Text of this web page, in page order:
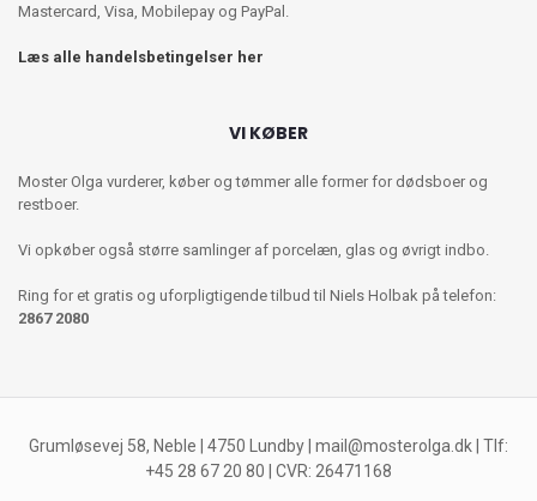
Mastercard, Visa, Mobilepay og PayPal.
Læs alle handelsbetingelser her
VI KØBER
Moster Olga vurderer, køber og tømmer alle former for dødsboer og
restboer.
Vi opkøber også større samlinger af porcelæn, glas og øvrigt indbo.
Ring for et gratis og uforpligtigende tilbud til Niels Holbak på telefon:
2867 2080
Grumløsevej 58, Neble | 4750 Lundby | mail@mosterolga.dk | Tlf:
+45 28 67 20 80 | CVR: 26471168